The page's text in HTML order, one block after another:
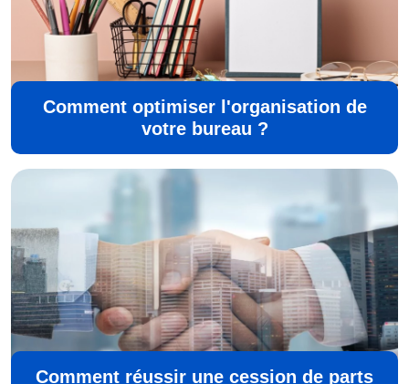
Comment optimiser l'organisation de
votre bureau ?
Comment réussir une cession de parts